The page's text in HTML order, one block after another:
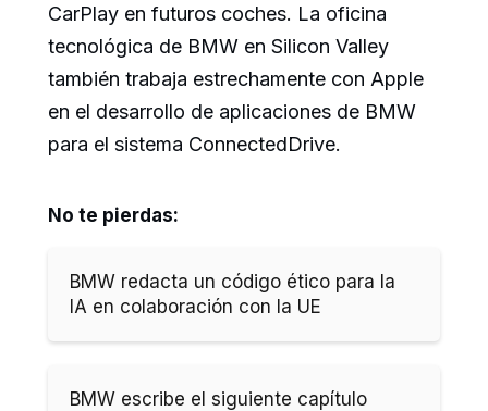
CarPlay en futuros coches. La oficina
tecnológica de BMW en Silicon Valley
también trabaja estrechamente con Apple
en el desarrollo de aplicaciones de BMW
para el sistema ConnectedDrive.
No te pierdas:
BMW redacta un código ético para la
IA en colaboración con la UE
BMW escribe el siguiente capítulo